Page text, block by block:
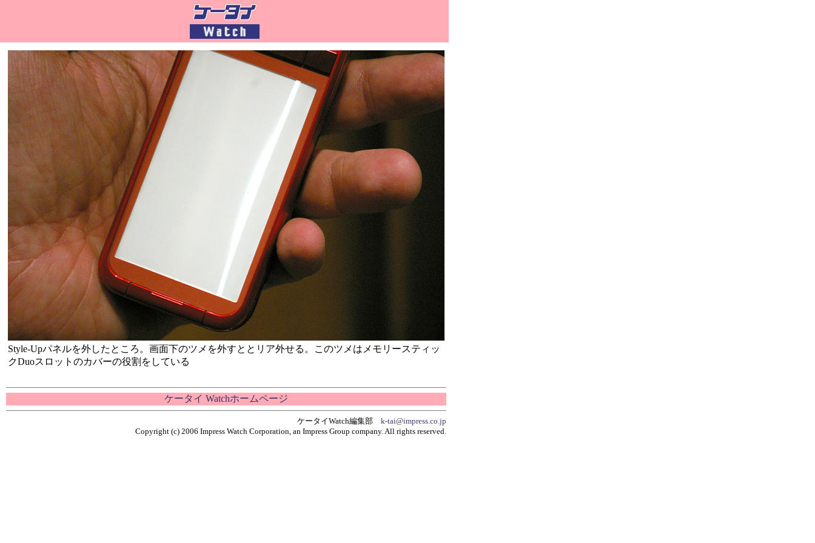
Style-Upパネルを外したところ。画面下のツメを外すととリア外せる。このツメはメモリースティッ
クDuoスロットのカバーの役割をしている
ケータイ Watchホームページ
ケータイWatch編集部 k-tai@impress.co.jp
Copyright (c) 2006 Impress Watch Corporation, an Impress Group company. All rights reserved.